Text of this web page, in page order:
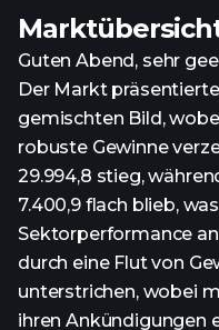
Guten Abend, sehr
Der Markt
gemischten Bild,
robuste Gewinne
29.994,8 stieg,
7.400,9 flach blieb,
Sektorperformance
durch eine Flut von
unterstrichen, wobei
ihren Ankündigungen